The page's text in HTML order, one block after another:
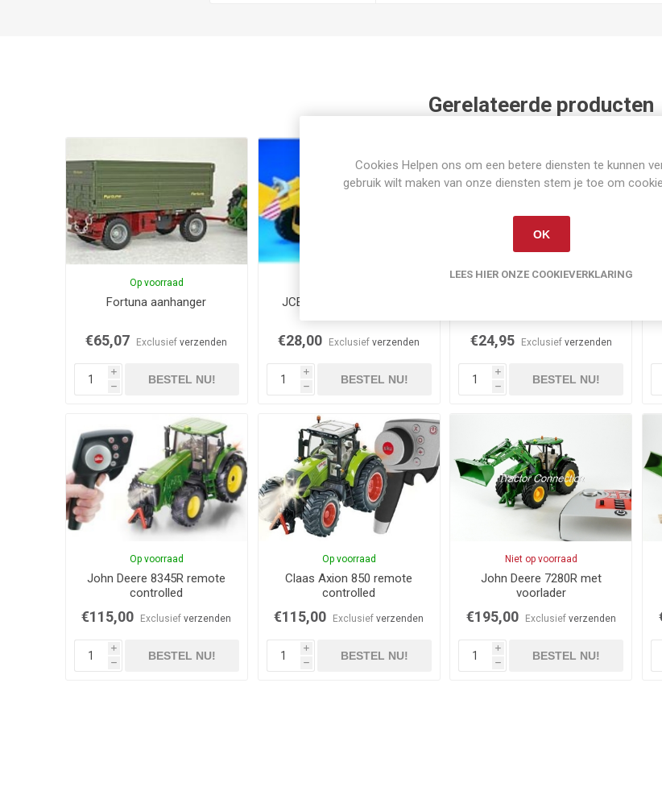
Gerelateerde producten
Op voorraad
Fortuna aanhanger
€65,07 Exclusiefverzenden
i
h
BESTEL NU!
JCB laadgraafcombinatie
€28,00 Exclusiefverzenden
i
h
BESTEL NU!
€24,95 Exclusief verzenden
i
h
BESTEL NU!
Op voorraad
John Deere 8345R remote
controlled
€115,00 Exclusiefverzenden
i
h
BESTEL NU!
Op voorraad
Claas Axion 850 remote
controlled
€115,00 Exclusiefverzenden
i
h
BESTEL NU!
Niet op voorraad
John Deere 7280R met
voorlader
€195,00 Exclusief verzenden
i
h
BESTEL NU!
Cookies Helpen ons om een betere diensten te kunnen
gebruik wilt maken van onze diensten stem je toe om
OK
LEES HIER ONZE COOKIEVERKLARING